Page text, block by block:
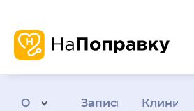
О
Запись